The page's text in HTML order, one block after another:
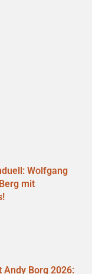
Wolfgang
mit
Borg 2026: